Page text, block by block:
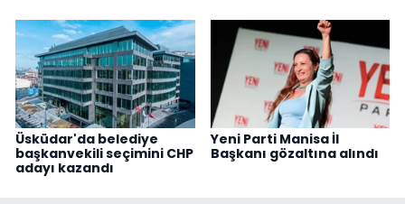
Üsküdar'da belediye
başkanvekili seçimini CHP
adayı kazandı
Yeni Parti Manisa İl
Başkanı gözaltına alındı